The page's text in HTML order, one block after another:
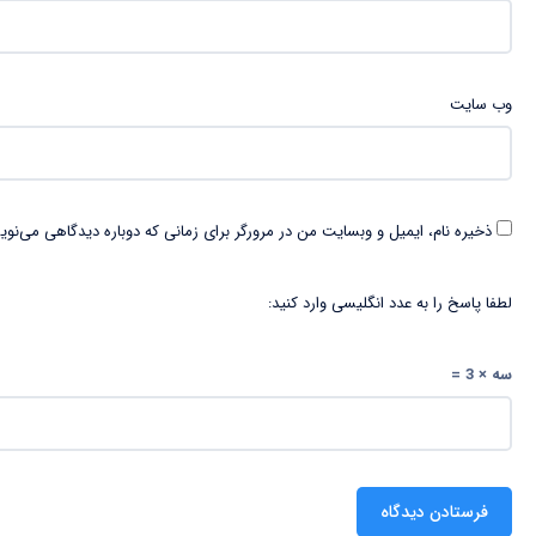
وب‌ سایت
ذخیره نام، ایمیل و وبسایت من در مرورگر برای زمانی که دوباره دیدگاهی
لطفا پاسخ را به عدد انگلیسی وارد کنید:
سه × 3 =